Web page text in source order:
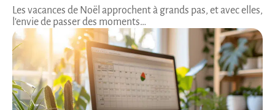
Les vacances de Noël approchent à grands pas, et avec elles,
l'envie de passer des moments…